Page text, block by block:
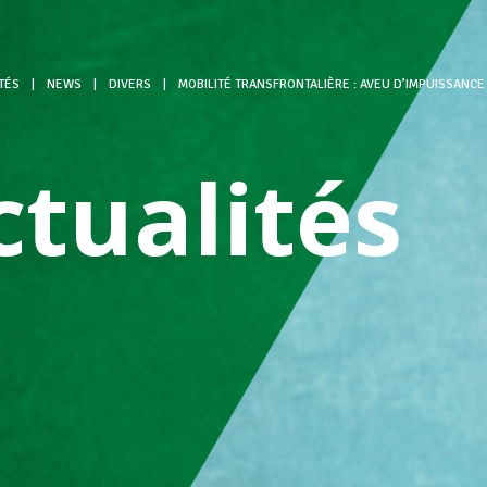
NEWS DIVERS MOBILITÉ TRANSFRONTALIÈRE : AVEU